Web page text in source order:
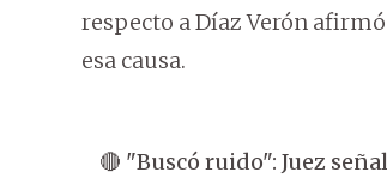
respecto a Díaz Verón
esa causa.
🔴 "Buscó ruido": Juez